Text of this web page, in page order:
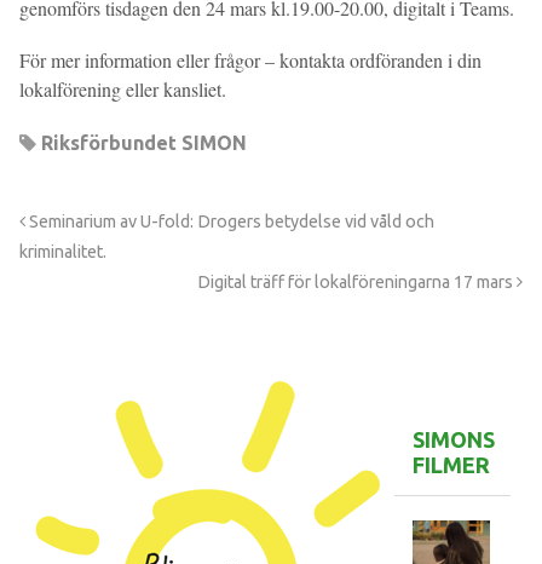
genomförs tisdagen den 24 mars kl.19.00-20.00, digitalt i Teams.
För mer information eller frågor – kontakta ordföranden i din
lokalförening eller kansliet.
Riksförbundet SIMON
Seminarium av U-fold: Drogers betydelse vid våld och
kriminalitet.
Digital träff för lokalföreningarna 17 mars
SIMONS
FILMER